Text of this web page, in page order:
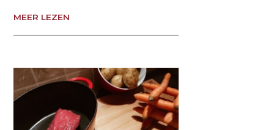
MEER LEZEN